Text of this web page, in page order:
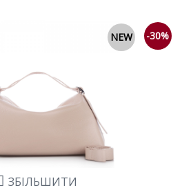
-30%
NEW
ЗБІЛЬШИТИ